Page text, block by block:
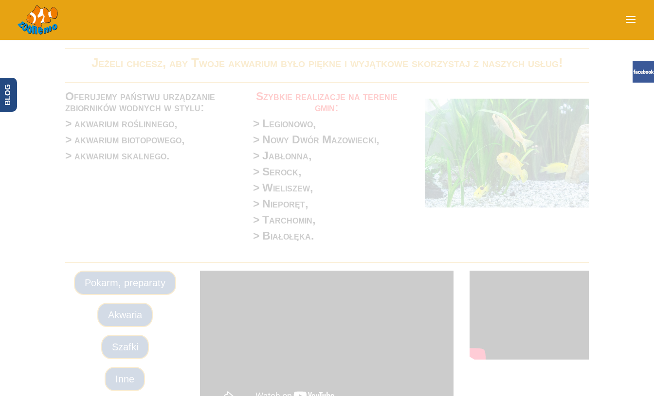
Jeżeli chcesz, aby Twoje akwarium było piękne i wyjątkowe skorzystaj z naszych usług!
Oferujemy państwu urządzanie
zbiorników wodnych w stylu:
> akwarium roślinnego,
> akwarium biotopowego,
> akwarium skalnego.
Szybkie realizacje na terenie
gmin:
> Legionowo,
> Nowy Dwór Mazowiecki,
> Jabłonna,
> Serock,
> Wieliszew,
> Nieporęt,
> Tarchomin,
> Białołęka.
Pokarm, preparaty
Akwaria
Szafki
Inne
BLOG